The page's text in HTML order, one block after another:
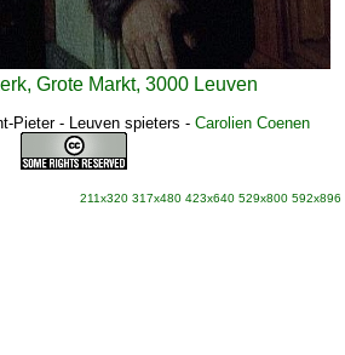
Grote Markt, 3000 Leuven
Pieter - Leuven spieters - Carolien Coenen
211x320 317x480 423x640 529x800 592x896